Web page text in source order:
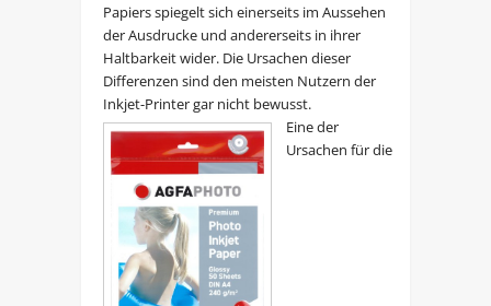
Papiers spiegelt sich einerseits im Aussehen
der Ausdrucke und andererseits in ihrer
Haltbarkeit wider. Die Ursachen dieser
Differenzen sind den meisten Nutzern der
Inkjet-Printer gar nicht bewusst.
Eine der
Ursachen für die